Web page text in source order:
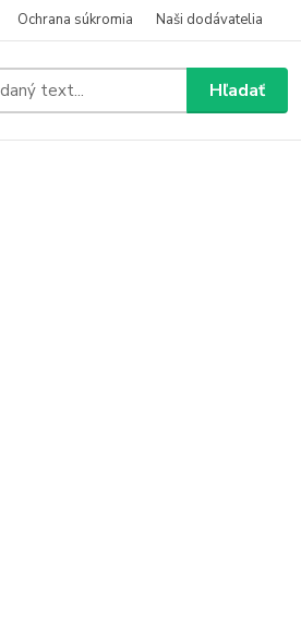
Ochrana súkromia Naši dodávatelia
Hľadať